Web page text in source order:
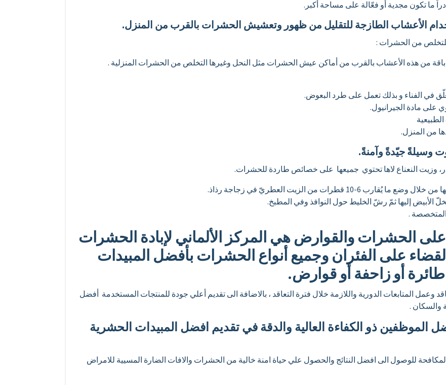
ما تكون مجدية أو فعّالة على مساحة أكبر.
الأعشاب الطازجة للتقليل من ظهور وتعشيش الحشرات بالقرب من المنزل.
للتخلص من الحشرات :
باقة من هذه الأعشاب بالقرب من أماكن عيش الحشرات مثل النحل وغيرها التخلص من الحشرات المنزلية .
في الفناء و بذلك تعمل على طرد البعوض.
على مادة الجيرانيول.
من المنزل.
وسيلةً جيّدةً وآمنةً.
وزيت النعناع لاها تحتوي جميعها على خصائص طاردة للحشرات.
قطرات من الزيت العطريّ في زجاجة رذاذ.
.
الحشرات والقوارض هي المركز الألماني لإبادة الحشرات
على الفئران وجميع أنواع الحشرات بأفضل المبيدات
أو زاحفة أو قوارض.
وعمل المتابعات الدورية واللازمة خلال فترة التعاقد ، بالاضافة الى تقديم أعلي جودة للمنتجات المستخدمة أفضل
والسكان .
الموظفين ذو الكفاءة العالية والدقة في تقديم افضل المبيدات الحشرية
للوصول الى افضل النتائج والحصول علي حياة امنة خالية من الحشرات والافات الضارة المسيية للامراض